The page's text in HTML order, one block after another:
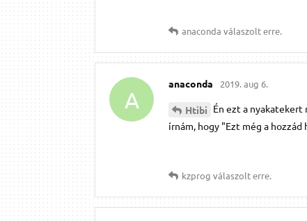
anaconda válaszolt erre.
A
anaconda 2019. aug 6.
Htibi Én ezt a
írnám, hogy "Ezt még a
kzprog válaszolt erre.